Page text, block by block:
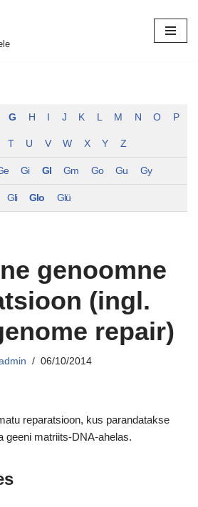
G H J K L M N O P
T U V W X Y Z
Gi Gl Gm Go Gu Gy
Gli Glo Glü
genoomne
(ingl.
repair)
06/10/2014
reparatsioon, kus parandatakse
geeni matriits-DNA-ahelas.